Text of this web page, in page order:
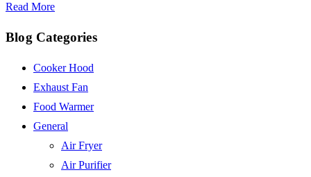
Read More
Blog Categories
Cooker Hood
Exhaust Fan
Food Warmer
General
Air Fryer
Air Purifier